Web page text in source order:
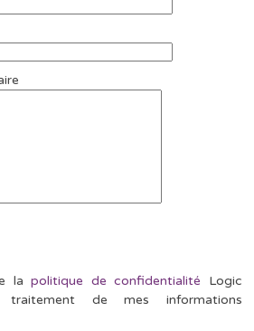
lapolitique de confidentialité Logic
de mes informations